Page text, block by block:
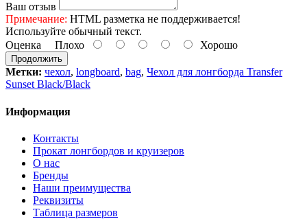
Ваш отзыв
Примечание: HTML разметка не поддерживается!
Используйте обычный текст.
Оценка Плохо Хорошо
Продолжить
Метки: чехол, longboard, bag, Чехол для лонгборда Transfer
Sunset Black/Black
Информация
Контакты
Прокат лонгбордов и круизеров
О нас
Бренды
Наши преимущества
Реквизиты
Таблица размеров